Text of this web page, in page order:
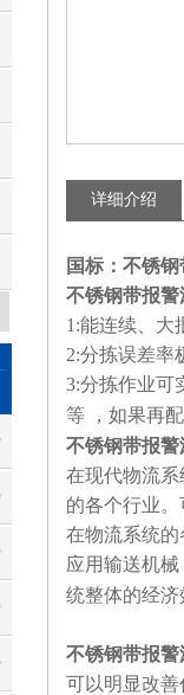
详细介绍
国标：不锈
不锈钢带报警
1:能连续、大
2:分拣误差率
3:分拣作业可
等
，如果再
不锈钢带报警
在现代物流
的各个行业
在物流系统的
应用输送机
统整体的经济
不锈钢带报警
可以明显改